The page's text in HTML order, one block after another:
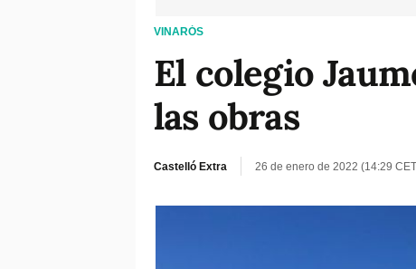
VINARÓS
El colegio
las obras
Castelló Extra 26 de enero de 2022 (14:29